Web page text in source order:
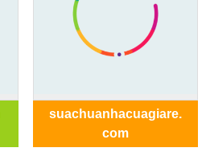
suachuanhacuagiare.
com